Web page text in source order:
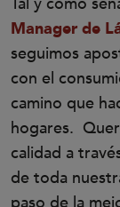
Manager de
seguimos
con el
camino que
hogares.
calidad a
de toda